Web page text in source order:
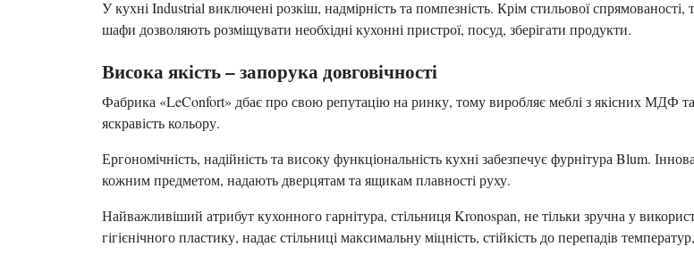
У кухні Industrial виключені розкіш, надмірність та помпезність. Крім стильової
шафи дозволяють розміщувати необхідні кухонні пристрої, посуд, зберігати продукти.
Висока якість – запорука довговічності
Фабрика «LeConfort» дбає про свою репутацію на ринку, тому виробляє меблі з якісних МДФ
яскравість кольору.
Ергономічність, надійність та високу функціональність кухні забезпечує фурнітура Blum.
кожним предметом, надають дверцятам та ящикам плавності руху.
Найважливіший атрибут кухонного гарнітура, стільниця Kronospan, не тільки зручна у
гігієнічного пластику, надає стільниці максимальну міцність, стійкість до перепадів